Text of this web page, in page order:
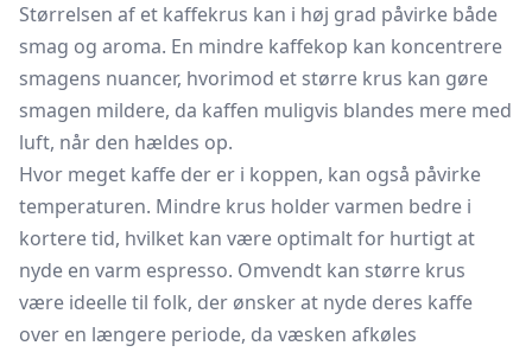
Størrelsen af ​​et kaffekrus kan i høj grad påvirke både
smag og aroma. En mindre kaffekop kan koncentrere
smagens nuancer, hvorimod et større krus kan gøre
smagen mildere, da kaffen muligvis blandes mere med
luft, når den hældes op.
Hvor meget kaffe der er i koppen, kan også påvirke
temperaturen. Mindre krus holder varmen bedre i
kortere tid, hvilket kan være optimalt for hurtigt at
nyde en varm espresso. Omvendt kan større krus
være ideelle til folk, der ønsker at nyde deres kaffe
over en længere periode, da væsken afkøles